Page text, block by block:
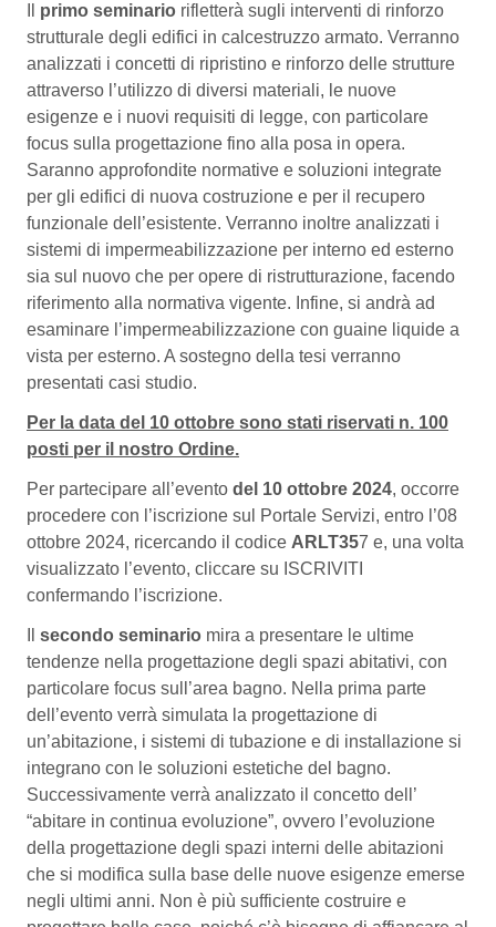
primo seminario rifletterà sugli interventi di rinforzo
strutturale degli edifici in calcestruzzo armato. Verranno
analizzati i concetti di ripristino e rinforzo delle strutture
attraverso l’utilizzo di diversi materiali, le nuove
esigenze e i nuovi requisiti di legge, con particolare
focus sulla progettazione fino alla posa in opera.
Saranno approfondite normative e soluzioni integrate
per gli edifici di nuova costruzione e per il recupero
funzionale dell’esistente. Verranno inoltre analizzati i
sistemi di impermeabilizzazione per interno ed esterno
sia sul nuovo che per opere di ristrutturazione, facendo
riferimento alla normativa vigente. Infine, si andrà ad
esaminare l’impermeabilizzazione con guaine liquide a
vista per esterno. A sostegno della tesi verranno
presentati casi studio.
Per la data del 10 ottobre sono stati riservati n. 100
posti per il nostro Ordine.
Per partecipare all’evento del 10 ottobre 2024, occorre
procedere con l’iscrizione sul Portale Servizi, entro l’08
ottobre 2024, ricercando il codice ARLT357 e, una volta
visualizzato l’evento, cliccare su ISCRIVITI
confermando l’iscrizione.
secondo seminario mira a presentare le ultime
tendenze nella progettazione degli spazi abitativi, con
particolare focus sull’area bagno. Nella prima parte
dell’evento verrà simulata la progettazione di
un’abitazione, i sistemi di tubazione e di installazione si
integrano con le soluzioni estetiche del bagno.
Successivamente verrà analizzato il concetto dell’
“abitare in continua evoluzione”, ovvero l’evoluzione
della progettazione degli spazi interni delle abitazioni
che si modifica sulla base delle nuove esigenze emerse
negli ultimi anni. Non è più sufficiente costruire e